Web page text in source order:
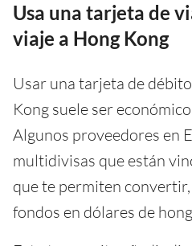
Usa una tarjeta de
viaje a Hong Kong
Usar una tarjeta de
Kong suele ser
Algunos proveedores en
multidivisas que están
que te permiten
fondos en dólares de